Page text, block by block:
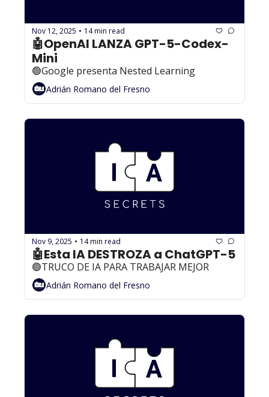
Nov 12, 2025 • 14 min read
🤖OpenAI LANZA GPT-5-Codex-
Mini
🟢Google presenta Nested Learning
Adrián Romano del Fresno
Nov 9, 2025 • 14 min read
🤖Esta IA DESTROZA a ChatGPT-5
🟢TRUCO DE IA PARA TRABAJAR MEJOR
Adrián Romano del Fresno